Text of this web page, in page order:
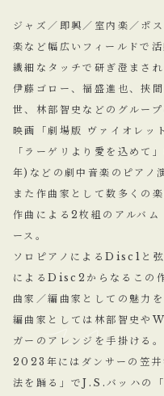
ジャズ／即興／室内楽／ポ
楽など幅広いフィールドで活
繊細なタッチで研ぎ澄まさ
伊藤ゴロー、福盛進也、挾
世、林部智史などのグループ
映画「劇場版 ヴァイオレ
「ラーゲリより愛を込め
年)などの劇中音楽のピアノ
また作曲家として数多くの
作曲による2枚組のアルバ
ース。
ソロピアノによるDisc1と
によるDisc2からなるこの
曲家／編曲家としての魅力を
編曲家としては林部智史
ガーのアレンジを手掛ける。
2023年にはダンサーの笠井
法を踊る」でJ.S.バッハの